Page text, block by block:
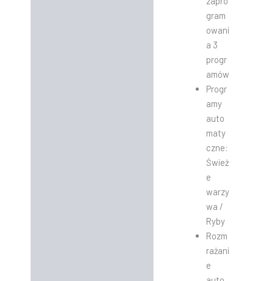
gram
owani
a 3
progr
amów
Progr
amy
auto
maty
czne:
Śwież
e
warzy
wa /
Ryby
Rozm
rażani
e